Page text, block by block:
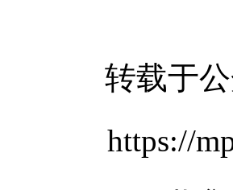
转载于公
https://